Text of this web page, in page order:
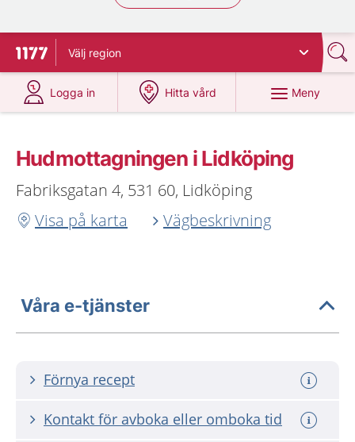
Till startsidan för 1177
Välj region
Logga in
på 1177.se
Hitta vård
på 1177.se
Meny
Hudmottagningen i Lidköping
Fabriksgatan 4, 531 60, Lidköping
Visa på karta
Vägbeskrivning
Våra e-tjänster
Förnya recept
Kontakt för avboka eller omboka tid